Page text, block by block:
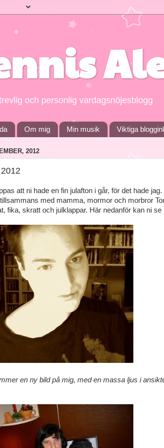
och personlig vardagsnöjesblogg
Om mig Min musik Viktiga
2012
att ni hade en fin julafton i går, för det hade
med mamma, mormor och morbror
fika, skratt och julklappar. Här nedanför kan ni se
en ny bild på mig, med en massa ljus i